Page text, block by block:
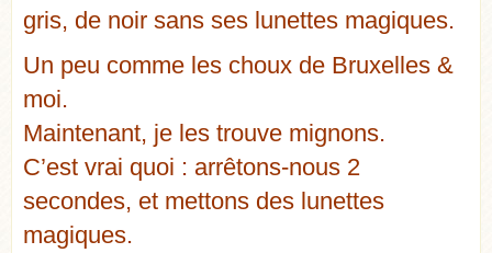
gris, de noir sans ses lunettes magiques.
Un peu comme les choux de Bruxelles &
moi.
Maintenant, je les trouve mignons.
C’est vrai quoi : arrêtons-nous 2
secondes, et mettons des lunettes
magiques.